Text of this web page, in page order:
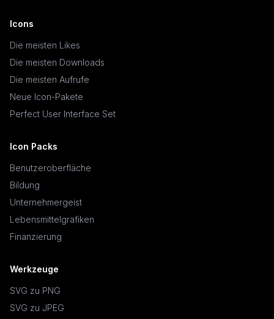
Icons
Die meisten Likes
Die meisten Downloads
Die meisten Aufrufe
Neue Icon-Pakete
Perfect User Interface Set
Icon Packs
Benutzeroberfläche
Bildung
Unternehmergeist
Lebensmittelgrafiken
Finanzierung
Werkzeuge
SVG zu PNG
SVG zu JPEG